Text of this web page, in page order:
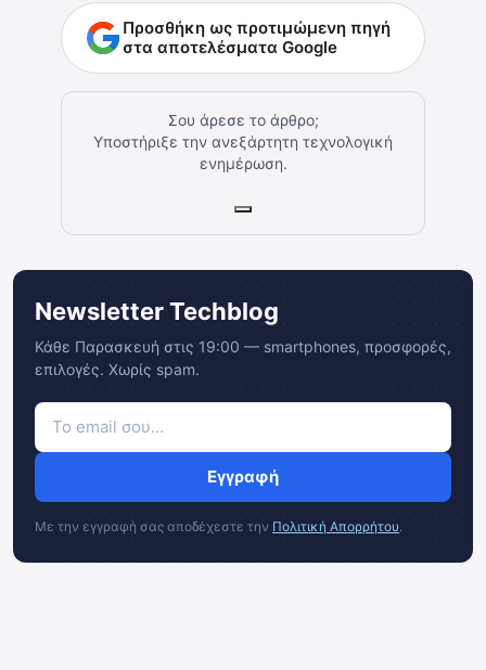
Προσθήκη ως προτιμώμενη πηγή
στα αποτελέσματα Google
Σου άρεσε το άρθρο;
Υποστήριξε την ανεξάρτητη τεχνολογική
ενημέρωση.
Newsletter Techblog
Κάθε Παρασκευή στις 19:00 — smartphones, προσφορές,
επιλογές. Χωρίς spam.
Εγγραφή
Με την εγγραφή σας αποδέχεστε την Πολιτική Απορρήτου.